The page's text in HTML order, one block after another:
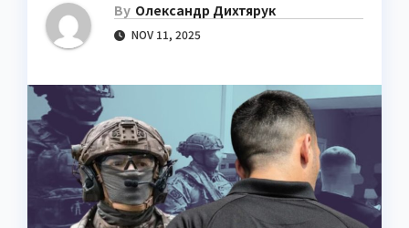
By Олександр Дихтярук
NOV 11, 2025